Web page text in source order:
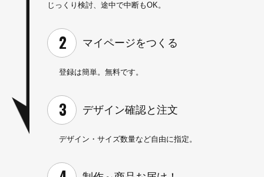
じっくり検討、途中で中断もOK。
マイページをつくる
登録は簡単。無料です。
デザイン確認と注文
デザイン・サイズ数量など自由に指定。